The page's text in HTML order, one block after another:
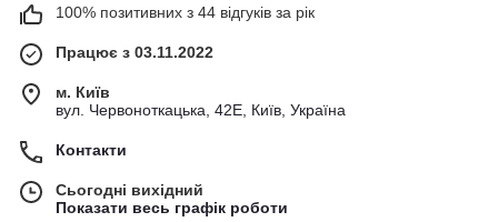
100% позитивних з 44 відгуків за рік
Працює з 03.11.2022
м. Київ
вул. Червоноткацька, 42Е, Київ, Україна
Контакти
Сьогодні вихідний
Показати весь графік роботи